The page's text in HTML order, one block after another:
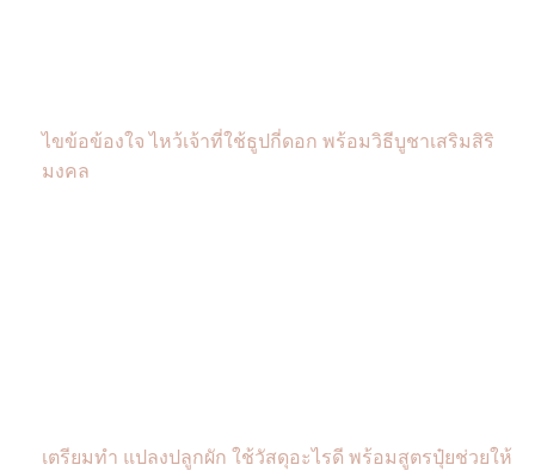
ไขข้อข้องใจ ไหว้เจ้าที่ใช้ธูปกี่ดอก พร้อมวิธีบูชาเสริมสิริ
มงคล
เตรียมทำ แปลงปลูกผัก ใช้วัสดุอะไรดี พร้อมสูตรปุ๋ยช่วยให้